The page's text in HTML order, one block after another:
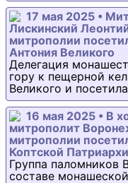
17 мая 2025 •
Лискинский
митрополии
Антония Великого
Делегация
гору к пещерной
Великого и
16 мая 2025 • В
митрополит
митрополии
Коптской
Группа паломников
составе